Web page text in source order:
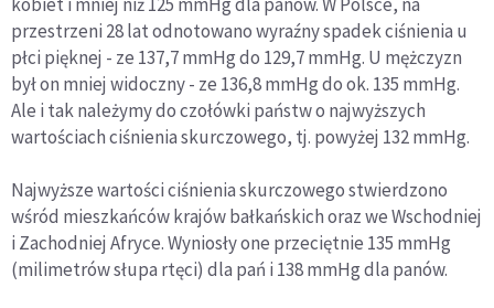
przestrzeni 28 lat odnotowano wyraźny spadek ciśnienia u
płci pięknej - ze 137,7 mmHg do 129,7 mmHg. U mężczyzn
był on mniej widoczny - ze 136,8 mmHg do ok. 135 mmHg.
Ale i tak należymy do czołówki państw o najwyższych
wartościach ciśnienia skurczowego, tj. powyżej 132 mmHg.
Najwyższe wartości ciśnienia skurczowego stwierdzono
wśród mieszkańców krajów bałkańskich oraz we Wschodniej
i Zachodniej Afryce. Wyniosły one przeciętnie 135 mmHg
(milimetrów słupa rtęci) dla pań i 138 mmHg dla panów.